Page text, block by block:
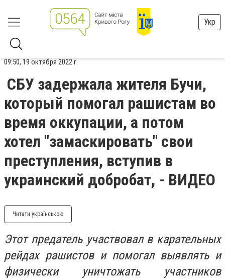
Укр
09:50, 19 октября 2022 г.
СБУ задержала жителя Бучи,
который помогал рашистам во
время оккупации, а потом
хотел "замаскировать" свои
преступления, вступив в
украинский добробат, - ВИДЕО
Читати українською
Этот предатель участвовал в карательных
рейдах рашистов и помогал выявлять и
физически уничтожать участников